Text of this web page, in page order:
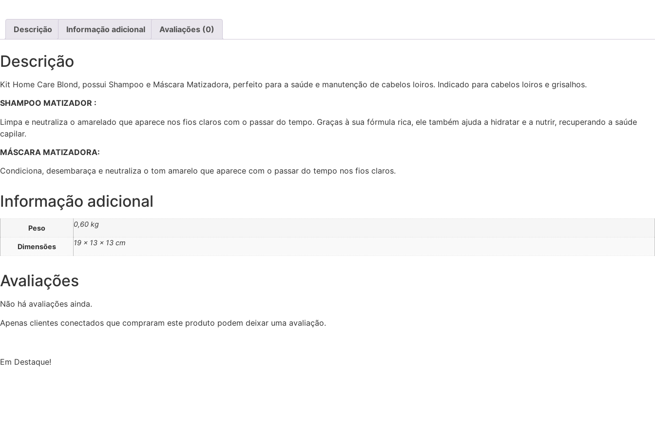
Descrição Informação adicional Avaliações (0)
Descrição
Kit Home Care Blond, possui Shampoo e Máscara Matizadora, perfeito para a saúde e manutenção de cabelos loiros. Indicado para cabelos loiros e grisalhos.
SHAMPOO MATIZADOR :
Limpa e neutraliza o amarelado que aparece nos fios claros com o passar do tempo. Graças à sua fórmula rica, ele também ajuda a hidratar e a nutrir, recuperando a saúde
capilar.
MÁSCARA MATIZADORA:
Condiciona, desembaraça e neutraliza o tom amarelo que aparece com o passar do tempo nos fios claros.
Informação adicional
Peso 0,60 kg
Dimensões 19 × 13 × 13 cm
Avaliações
Não há avaliações ainda.
Apenas clientes conectados que compraram este produto podem deixar uma avaliação.
Em Destaque!